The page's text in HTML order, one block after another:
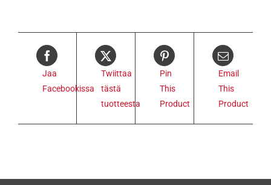
Jaa
Facebookissa
Twiittaa
tästä
tuotteesta
Pin
This
Product
Email
This
Product